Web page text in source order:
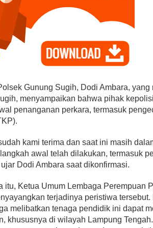
Gunung Sugih, Dodi Ambara,
menyampaikan bahwa pihak
penanganan perkara, termasuk
kami terima dan saat ini masih
awal telah dilakukan, termasuk
ujar Dodi Ambara saat dikonfirmasi.
itu, Ketua Umum Lembaga Perempuan
terjadinya peristiwa
melibatkan tenaga pendidik ini dapat
khususnya di wilayah Lampung Tengah.
15 PK Golkar Tanggamus
Surati DPP, Tolak